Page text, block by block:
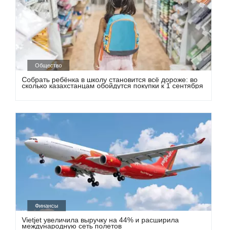
Общество
Собрать ребёнка в школу становится всё дороже: во
сколько казахстанцам обойдутся покупки к 1 сентября
Финансы
Vietjet увеличила выручку на 44% и расширила
международную сеть полетов